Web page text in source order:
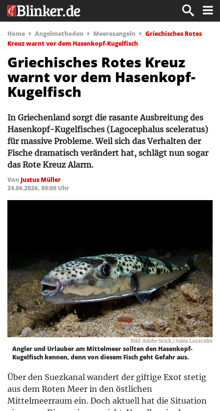
Home Angelmethoden Meeresangeln
Griechisches Rotes
Kreuz warnt vor dem Hasenkopf-Kugelfisch
Griechisches Rotes Kreuz
warnt vor dem Hasenkopf-
Kugelfisch
In Griechenland sorgt die rasante Ausbreitung des
Hasenkopf-Kugelfisches (Lagocephalus sceleratus)
für massive Probleme. Weil sich das Verhalten der
Fische dramatisch verändert hat, schlägt nun sogar
das Rote Kreuz Alarm.
Von Justus Müller
24.06.2026, 09:00 Uhr
Bild: Adobe Stock / Sakis Lazarides
Angler und Urlauber am Mittelmeer sollten den Hasenkopf-
Kugelfisch kennen, denn von diesem Fisch geht Gefahr aus.
Über den Suezkanal wandert der giftige Exot stetig
aus dem Roten Meer in den östlichen
Mittelmeerraum ein. Doch aktuell hat die Situation